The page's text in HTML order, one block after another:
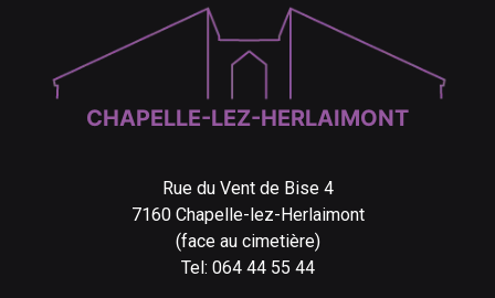
CHAPELLE-LEZ-HERLAIMONT
Rue du Vent de Bise 4
7160 Chapelle-lez-Herlaimont
(face au cimetière)
Tel: 064 44 55 44